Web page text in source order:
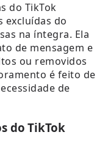
do TikTok
excluídas do
na íntegra. Ela
de mensagem e
ou removidos
é feito de
de
do TikTok